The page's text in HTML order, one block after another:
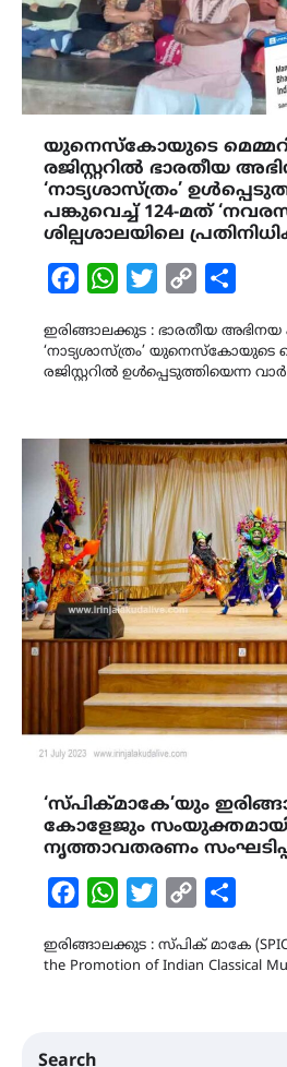
യുനെസ്കോയുടെ
രജിസ്റ്ററിൽ ഭാരതീയ
‘നാട്യശാസ്ത്രം’
പങ്കുവെച്ച് 124-മത്
ശില്പശാലയിലെ
FacebookWhatsAppTwitterCopy
ഇരിങ്ങാലക്കുട : ഭാരതീയ അഭിനയ
‘നാട്യശാസ്ത്രം’ യുനെസ്കോയുടെ
രജിസ്റ്ററിൽ ഉൾപ്പെടുത്തിയെന്ന
‘സ്പിക്മാകേ’യും
കോളേജും
നൃത്താവതരണം
FacebookWhatsAppTwitterCopy
ഇരിങ്ങാലക്കുട : സ്പിക് മാകേ (SPIC
the Promotion of Indian Classical
Search